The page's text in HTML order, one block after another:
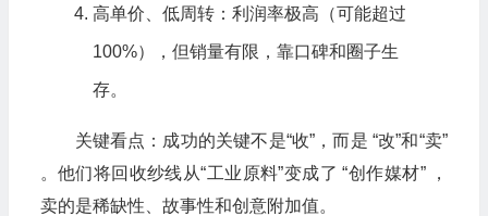
高单价、低周转：利润率极高（可能超过
100%），但销量有限，靠口碑和圈子生
存。
关键看点：成功的关键不是“收”，而是 “改”和“卖”
。他们将回收纱线从“工业原料”变成了 “创作媒材” ，
卖的是稀缺性、故事性和创意附加值。